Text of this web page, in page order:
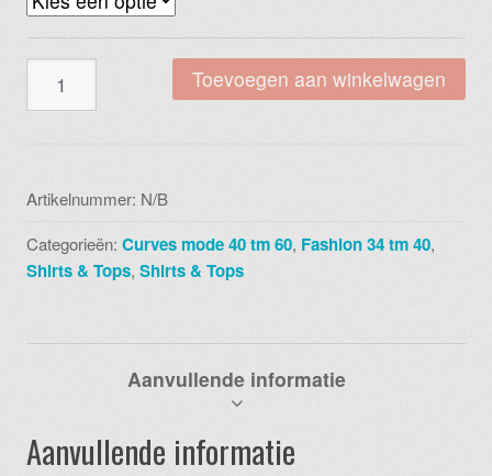
105726
kleur
595
Toevoegen aan winkelwagen
Artikelnummer: N/B
Categorieën:Curves mode 40 tm 60, Fashion 34 tm 40,
Shirts & Tops,Shirts & Tops
Aanvullende informatie
Aanvullende informatie